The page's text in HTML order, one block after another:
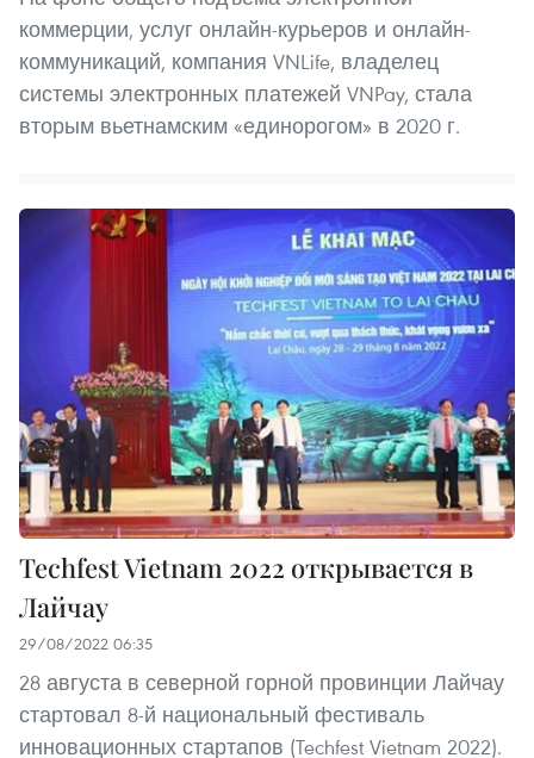
коммерции, услуг онлайн-курьеров и онлайн-
коммуникаций, компания VNLife, владелец
системы электронных платежей VNPay, стала
вторым вьетнамским «единорогом» в 2020 г.
Techfest Vietnam 2022 открывается в
Лайчау
29/08/2022 06:35
28 августа в северной горной провинции Лайчау
стартовал 8-й национальный фестиваль
инновационных стартапов (Techfest Vietnam 2022).